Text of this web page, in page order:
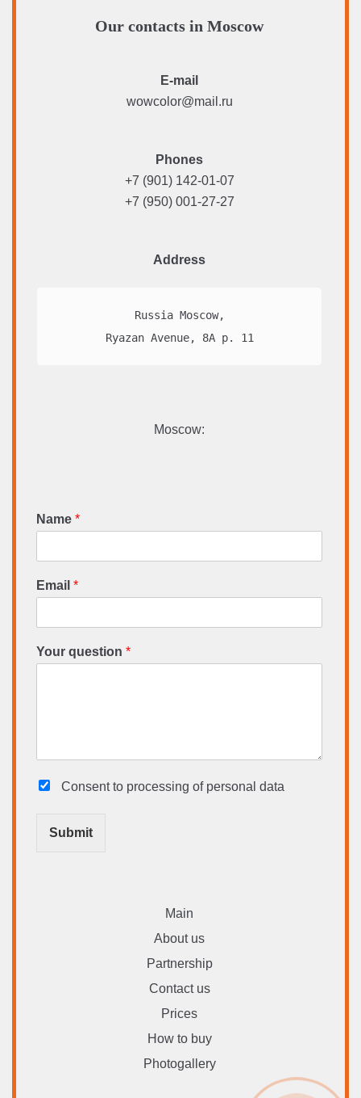
Our contacts in Moscow
E-mail
wowcolor@mail.ru
Phones
+7 (901) 142-01-07
+7 (950) 001-27-27
Address
Russia Moscow,
Ryazan Avenue, 8A p. 11
Moscow:
Name *
Email *
Your question *
Consent to processing of personal data
Submit
Main
About us
Partnership
Contact us
Prices
How to buy
Photogallery